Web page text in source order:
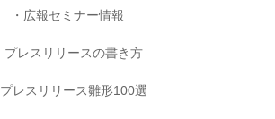
広報セミナー情報
プレスリリースの書き方
プレスリリース雛形100選